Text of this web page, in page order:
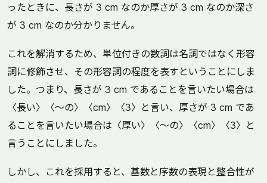
ったときに、長さが 3 cm なのか厚さが 3 cm なのか深さ
が 3 cm なのか分かりません。
これを解消するため、単位付きの数詞は名詞ではなく形容
詞に修飾させ、その形容詞の程度を表すということにしま
した。つまり、長さが 3 cm であることを言いたい場合は
〈長い〉〈～の〉〈cm〉〈3〉と言い、厚さが 3 cm であ
ることを言いたい場合は〈厚い〉〈～の〉〈cm〉〈3〉と
言うことにしました。
しかし、これを採用すると、基数と序数の表現と整合性が